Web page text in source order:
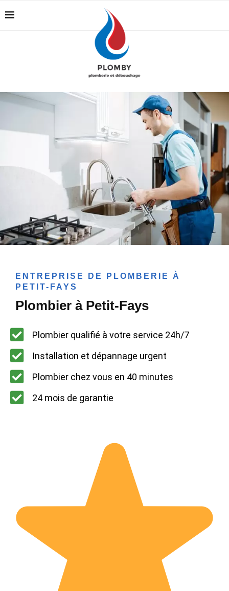
ENTREPRISE DE PLOMBERIE À
PETIT-FAYS
Plombier à Petit-Fays
Plombier qualifié à votre service 24h/7
Installation et dépannage urgent
Plombier chez vous en 40 minutes
24 mois de garantie